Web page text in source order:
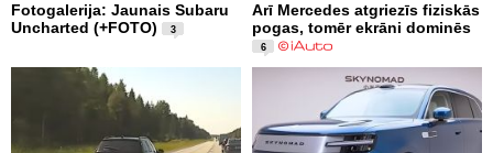
Fotogalerija: Jaunais Subaru
Uncharted (+FOTO)
3
Arī Mercedes atgriezīs fiziskās
pogas, tomēr ekrāni dominēs
6